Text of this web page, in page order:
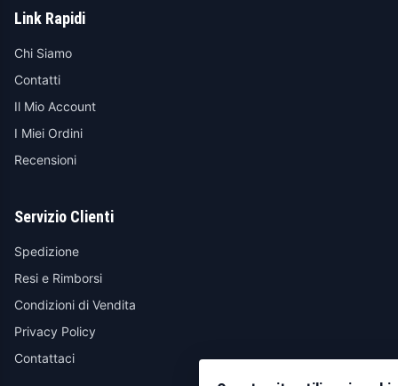
Link Rapidi
Chi Siamo
Contatti
Il Mio Account
I Miei Ordini
Recensioni
Servizio Clienti
Spedizione
Resi e Rimborsi
Condizioni di Vendita
Privacy Policy
Contattaci